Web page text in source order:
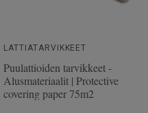
Soveltuu (korkeintaan 27°C)
138
19.3
LATTIATARVIKKEET
Puulattioiden tarvikkeet -
Alusmateriaalit | Protective
covering paper 75m2